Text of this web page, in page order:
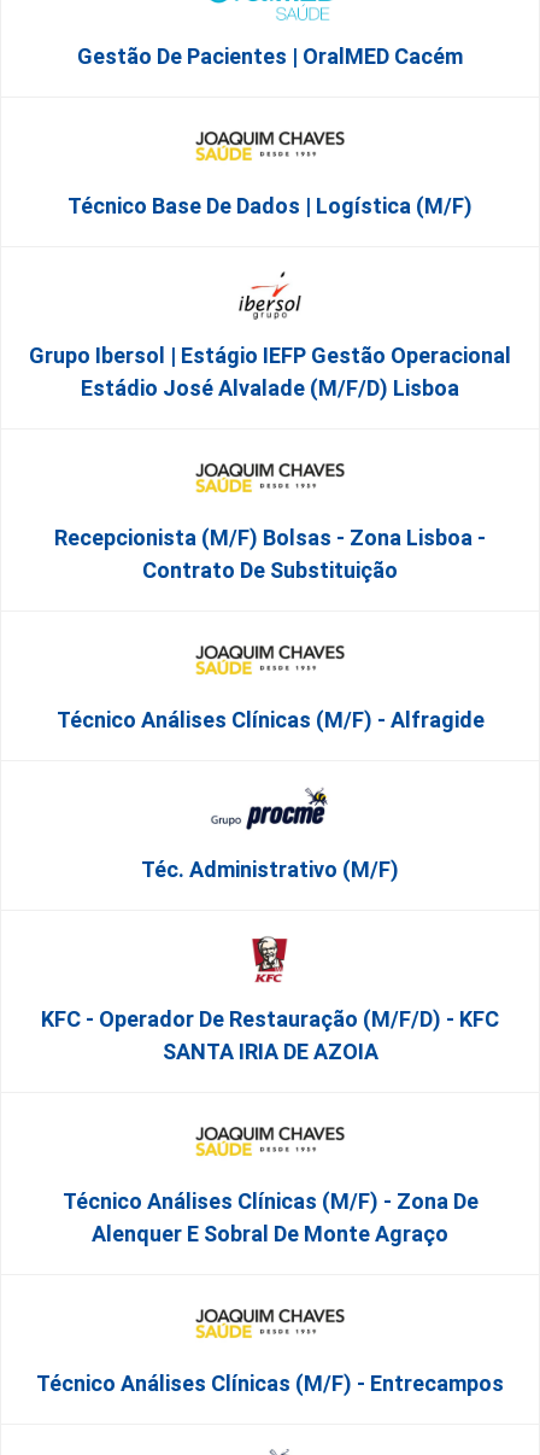
Gestão De Pacientes | OralMED Cacém
Técnico Base De Dados | Logística (M/F)
Grupo Ibersol | Estágio IEFP Gestão Operacional
Estádio José Alvalade (m/f/d) Lisboa
Recepcionista (M/F) Bolsas - Zona Lisboa -
Contrato De Substituição
Técnico Análises Clínicas (M/F) - Alfragide
Téc. Administrativo (m/f)
KFC - Operador De Restauração (m/f/d) - KFC
SANTA IRIA DE AZOIA
Técnico Análises Clínicas (M/F) - Zona De
Alenquer E Sobral De Monte Agraço
Técnico Análises Clínicas (M/F) - Entrecampos